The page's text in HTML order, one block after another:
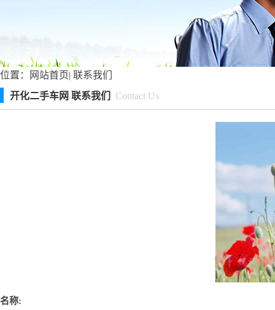
位置： 网站首页| 联系我们
开化二手车网 联系我们
Contact Us
名称: